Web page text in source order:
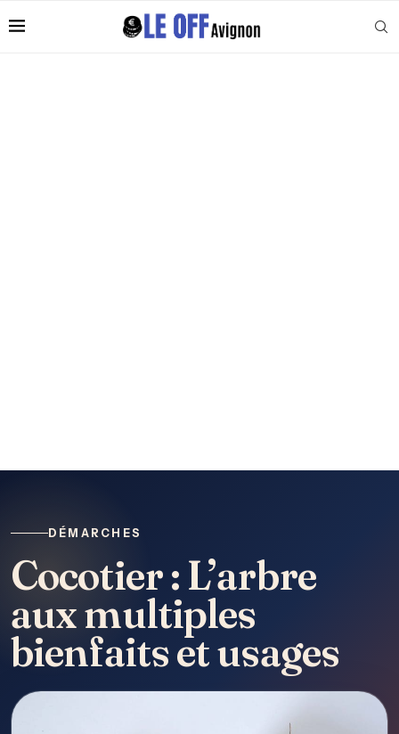
DÉMARCHES
Cocotier : L’arbre
aux multiples
bienfaits et usages